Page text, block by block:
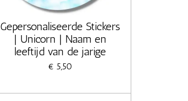
Gepersonaliseerde Stickers
| Unicorn | Naam en
leeftijd van de jarige
€ 5,50